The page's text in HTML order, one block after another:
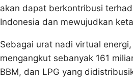
akan dapat berkontribusi
Indonesia dan mewujudkan
Sebagai urat nadi virtual
mengangkut sebanyak 161
BBM, dan LPG yang